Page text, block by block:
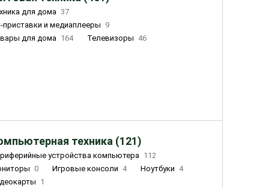
для дома 37
приставки и медиаплееры
9
для дома 164 Телевизоры 46
техника (121)
устройства компьютера 112
0 Игровые консоли 4 Ноутбуки 4
1